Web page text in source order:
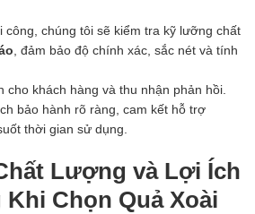
công, chúng tôi sẽ kiểm tra kỹ lưỡng chất
, đảm bảo độ chính xác, sắc nét và tính
cho khách hàng và thu nhận phản hồi.
bảo hành rõ ràng, cam kết hỗ trợ
thời gian sử dụng.
Lượng và Lợi Ích
Khi Chọn Quả Xoài